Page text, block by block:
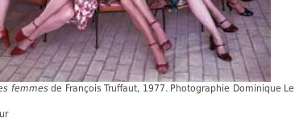
femmesde François Truffaut, 1977. Photographie Dominique Le